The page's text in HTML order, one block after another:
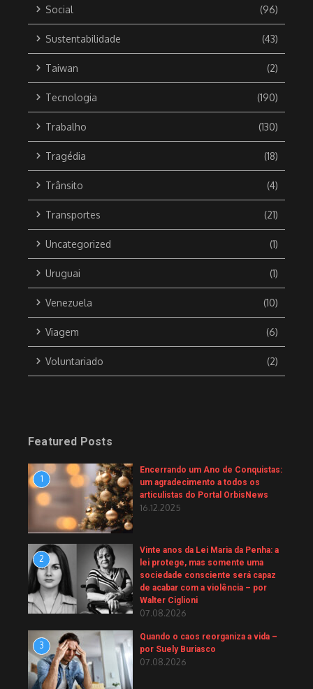
Social (96)
Sustentabilidade (43)
Taiwan (2)
Tecnologia (190)
Trabalho (130)
Tragédia (18)
Trânsito (4)
Transportes (21)
Uncategorized (1)
Uruguai (1)
Venezuela (10)
Viagem (6)
Voluntariado (2)
Featured Posts
1
Encerrando um Ano de Conquistas:
um agradecimento a todos os
articulistas do Portal OrbisNews
16.12.2025
2
Vinte anos da Lei Maria da Penha: a
lei protege, mas somente uma
sociedade consciente será capaz
de acabar com a violência – por
Walter Ciglioni
07.08.2026
3
Quando o caos reorganiza a vida –
por Suely Buriasco
07.08.2026